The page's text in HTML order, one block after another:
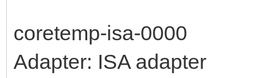
coretemp-isa-0000
Adapter: ISA adapter